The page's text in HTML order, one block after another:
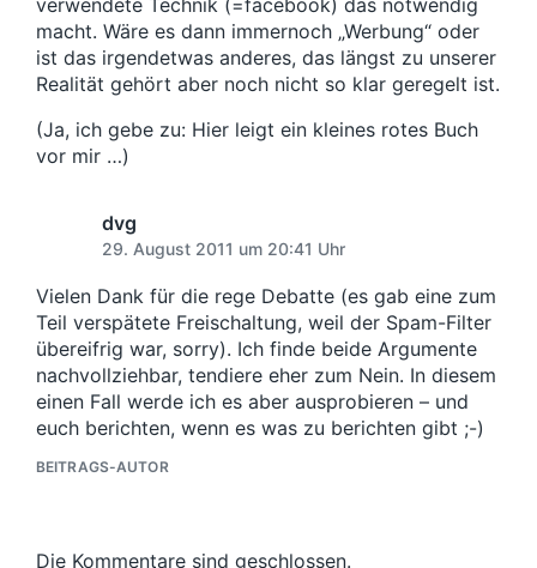
verwendete Technik (=facebook) das notwendig
macht. Wäre es dann immernoch „Werbung“ oder
ist das irgendetwas anderes, das längst zu unserer
Realität gehört aber noch nicht so klar geregelt ist.
(Ja, ich gebe zu: Hier leigt ein kleines rotes Buch
vor mir …)
dvg
29. August 2011 um 20:41 Uhr
Vielen Dank für die rege Debatte (es gab eine zum
Teil verspätete Freischaltung, weil der Spam-Filter
übereifrig war, sorry). Ich finde beide Argumente
nachvollziehbar, tendiere eher zum Nein. In diesem
einen Fall werde ich es aber ausprobieren – und
euch berichten, wenn es was zu berichten gibt ;-)
BEITRAGS-AUTOR
Die Kommentare sind geschlossen.